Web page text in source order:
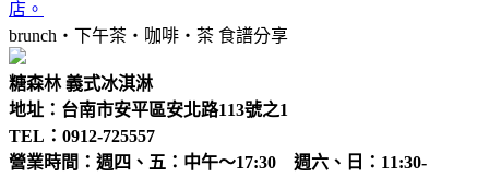
店。
brunch‧下午茶‧咖啡‧茶 食譜分享
糖森林 義式冰淇淋
地址：台南市安平區安北路113號之1
TEL：0912-725557
營業時間：週四、五：中午～17:30 週六、日：11:30-